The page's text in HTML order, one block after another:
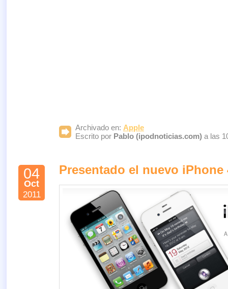
Archivado en: Apple
Escrito por Pablo (ipodnoticias.com) a las
Presentado el nuevo iPhone
04
Oct
2011